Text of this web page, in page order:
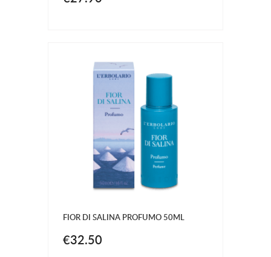
FIOR DI SALINA PROFUMO 50ML
€32.50